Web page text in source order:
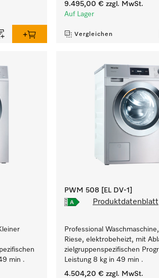
9.495,00 € zzgl. MwSt.
Auf Lager
Vergleichen
min .
PWM 508 [EL DV-1]
Produktdatenblatt
Professional
Riese, elektrobeheizt, mit
zielgruppenspezifischen
Leistung 8 kg in 49 min .
4.504,20 € zzgl. MwSt.